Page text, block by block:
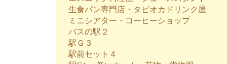
生食パン専門店・タピオカドリンク屋
ミニシアター・コーヒーショップ
バスの駅２
駅Ｇ３
駅前セット４